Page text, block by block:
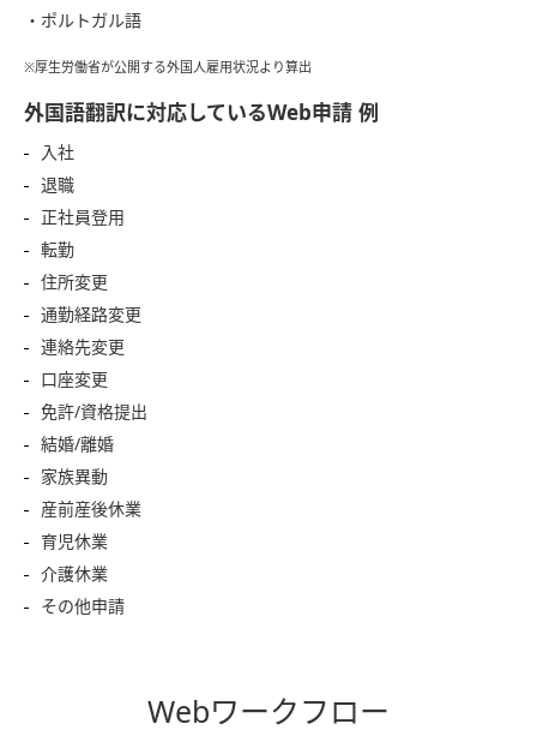
・ポルトガル語
※厚生労働省が公開する外国人雇用状況より算出
外国語翻訳に対応しているWeb申請 例
入社
退職
正社員登用
転勤
住所変更
通勤経路変更
連絡先変更
口座変更
免許/資格提出
結婚/離婚
家族異動
産前産後休業
育児休業
介護休業
その他申請
Webワークフロー